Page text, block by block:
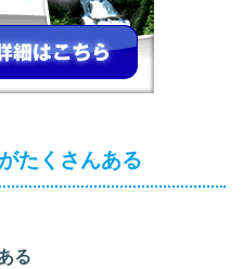
たくさんある
る